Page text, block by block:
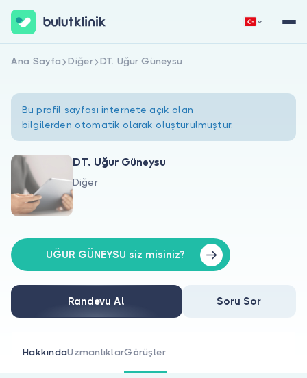
Hakkımızda
Doktorlar için
Doktor musunuz?
Hemen Kaydol
Ana Sayfa Diğer DT. Uğur Güneysu
Bu profil sayfası internete açık olan
bilgilerden otomatik olarak oluşturulmuştur.
DT. Uğur Güneysu
Diğer
UĞUR GÜNEYSU siz misiniz?
Randevu Al Soru Sor
HakkındaUzmanlıklarGörüşler